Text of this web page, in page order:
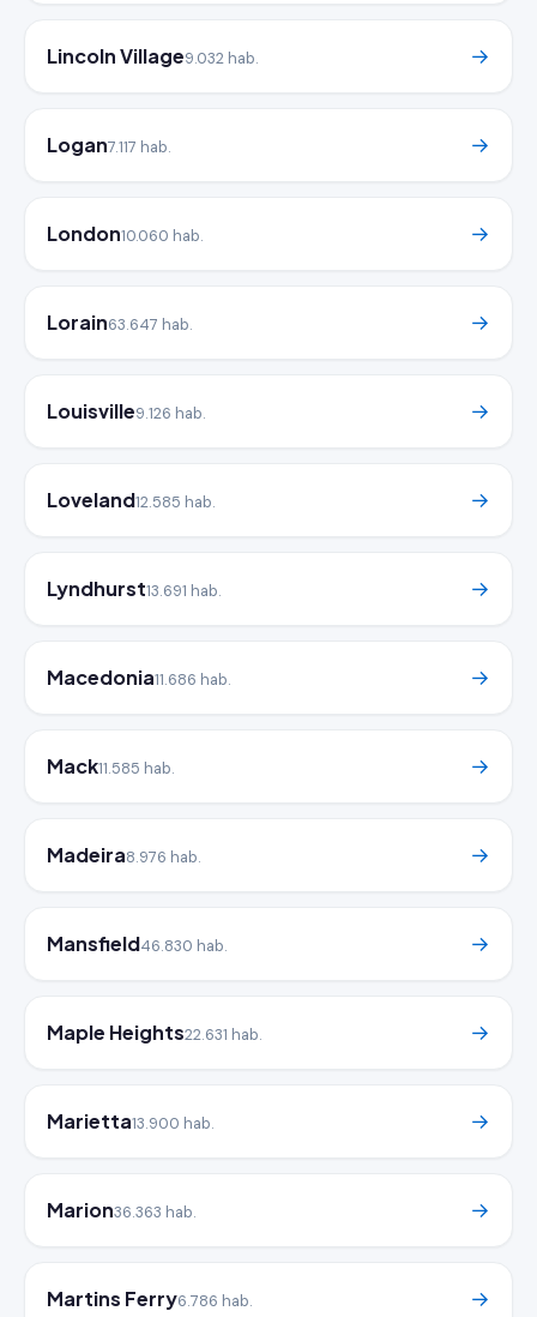
Lincoln Village9.032 hab. →
Logan7.117 hab. →
London10.060 hab. →
Lorain63.647 hab. →
Louisville9.126 hab. →
Loveland12.585 hab. →
Lyndhurst13.691 hab. →
Macedonia11.686 hab. →
Mack11.585 hab. →
Madeira8.976 hab. →
Mansfield46.830 hab. →
Maple Heights22.631 hab. →
Marietta13.900 hab. →
Marion36.363 hab. →
Martins Ferry6.786 hab. →